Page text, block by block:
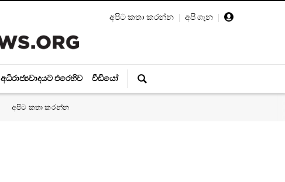
අපිට කතා කරන්න | අපි ගැන |
අධිරාජ්‍යවාදයට එරෙහිව වීඩියෝ
අපිට කතා කරන්න